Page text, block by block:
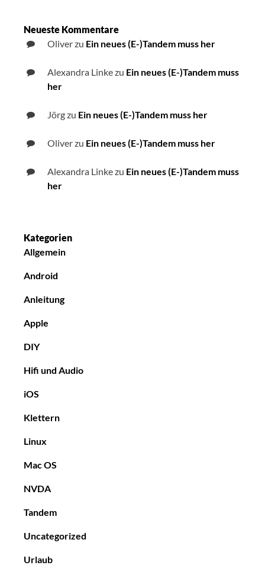
Neueste Kommentare
Oliverzu Ein neues (E-)Tandem muss her
Alexandra Linkezu Ein neues (E-)Tandem muss
her
Jörgzu Ein neues (E-)Tandem muss her
Oliverzu Ein neues (E-)Tandem muss her
Alexandra Linkezu Ein neues (E-)Tandem muss
her
Kategorien
Allgemein
Android
Anleitung
Apple
DIY
Hifi und Audio
iOS
Klettern
Linux
Mac OS
NVDA
Tandem
Uncategorized
Urlaub